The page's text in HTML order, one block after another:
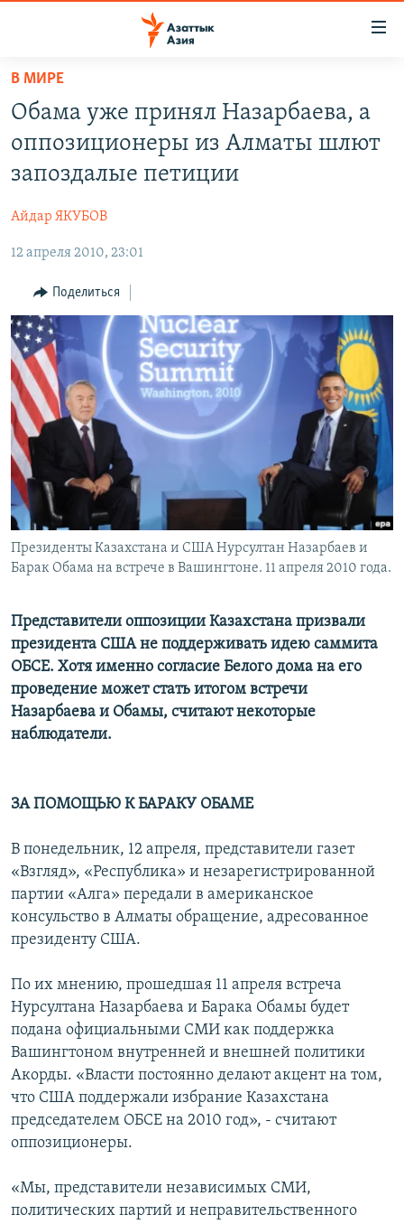
Вернуться
основному
содержанию
главной
навигации
Вернутся
поиску
ЦЕНТРАЛЬНАЯ АЗИЯ
КАЗАХСТАН
ТАДЖИКИСТАН
ҚАЗАҚША
КЫРГЫЗЧА
ЎЗБЕКЧА
ТОҶИКӢ
TÜRKMENÇE
Все сайты РСЕ/РС
В МИРЕ
Обама уже принял Назарбаева, а
оппозиционеры из Алматы шлют
запоздалые петиции
Айдар ЯКУБОВ
12 апреля 2010, 23:01
Поделиться
Президенты Казахстана и США Нурсултан Назарбаев и
Барак Обама на встрече в Вашингтоне. 11 апреля 2010 года.
Представители оппозиции Казахстана призвали
президента США не поддерживать идею саммита
ОБСЕ. Хотя именно согласие Белого дома на его
проведение может стать итогом встречи
Назарбаева и Обамы, считают некоторые
наблюдатели.
ЗА ПОМОЩЬЮ К БАРАКУ ОБАМЕ
В понедельник, 12 апреля, представители газет
«Взгляд», «Республика» и незарегистрированной
партии «Алга» передали в американское
консульство в Алматы обращение, адресованное
президенту США.
По их мнению, прошедшая 11 апреля встреча
Нурсултана Назарбаева и Барака Обамы будет
подана официальными СМИ как поддержка
Вашингтоном внутренней и внешней политики
Акорды. «Власти постоянно делают акцент на том,
что США поддержали избрание Казахстана
председателем ОБСЕ на 2010 год», - считают
оппозиционеры.
«Мы, представители независимых СМИ,
политических партий и неправительственного